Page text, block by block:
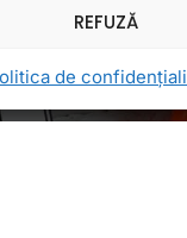
REFUZĂ
de